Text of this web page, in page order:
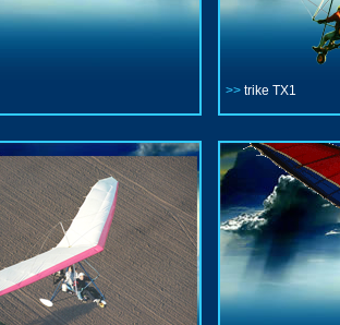
>> trike TX1